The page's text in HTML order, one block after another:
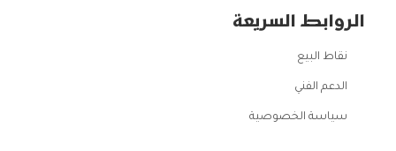
الروابط السريعة
نقاط البيع
الدعم الفني
سياسة الخصوصية